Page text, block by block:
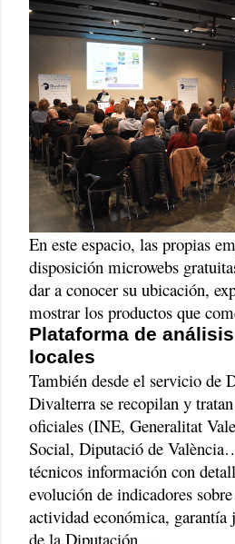
En este espacio, las propias
disposición microwebs
dar a conocer su ubicación,
mostrar los productos que
Plataforma de
locales
También desde el servicio de
Divalterra se recopilan y
oficiales (INE, Generalitat
Social, Diputació de
técnicos información con
evolución de indicadores
actividad económica, garantía
de la Diputación….